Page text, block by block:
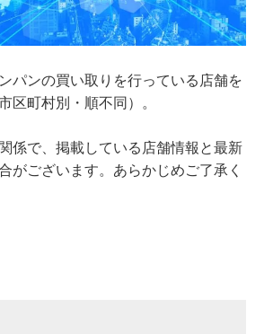
パンの買い取りを行っている店舗を
区町村別・順不同）。
係で、掲載している店舗情報と最新
がございます。あらかじめご了承く